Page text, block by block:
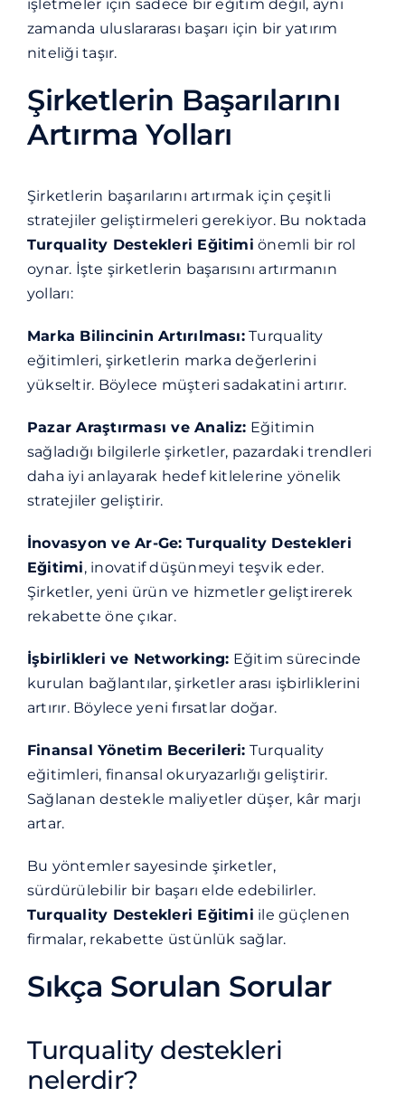
işletmeler için sadece bir eğitim değil, aynı
zamanda uluslararası başarı için bir yatırım
niteliği taşır.
Şirketlerin Başarılarını
Artırma Yolları
Şirketlerin başarılarını artırmak için çeşitli
stratejiler geliştirmeleri gerekiyor. Bu noktada
Turquality Destekleri Eğitimi önemli bir rol
oynar. İşte şirketlerin başarısını artırmanın
yolları:
Marka Bilincinin Artırılması:Turquality
eğitimleri, şirketlerin marka değerlerini
yükseltir. Böylece müşteri sadakatini artırır.
Pazar Araştırması ve Analiz: Eğitimin
sağladığı bilgilerle şirketler, pazardaki trendleri
daha iyi anlayarak hedef kitlelerine yönelik
stratejiler geliştirir.
İnovasyon ve Ar-Ge: Turquality Destekleri
Eğitimi, inovatif düşünmeyi teşvik eder.
Şirketler, yeni ürün ve hizmetler geliştirerek
rekabette öne çıkar.
İşbirlikleri ve Networking: Eğitim sürecinde
kurulan bağlantılar, şirketler arası işbirliklerini
artırır. Böylece yeni fırsatlar doğar.
Finansal Yönetim Becerileri: Turquality
eğitimleri, finansal okuryazarlığı geliştirir.
Sağlanan destekle maliyetler düşer, kâr marjı
artar.
Bu yöntemler sayesinde şirketler,
sürdürülebilir bir başarı elde edebilirler.
Turquality Destekleri Eğitimi ile güçlenen
firmalar, rekabette üstünlük sağlar.
Sıkça Sorulan Sorular
Turquality destekleri
nelerdir?